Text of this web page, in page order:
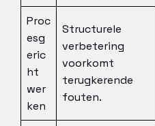
Proc
esg
eric
ht
wer
ken
Structurele
verbetering
voorkomt
terugkerende
fouten.